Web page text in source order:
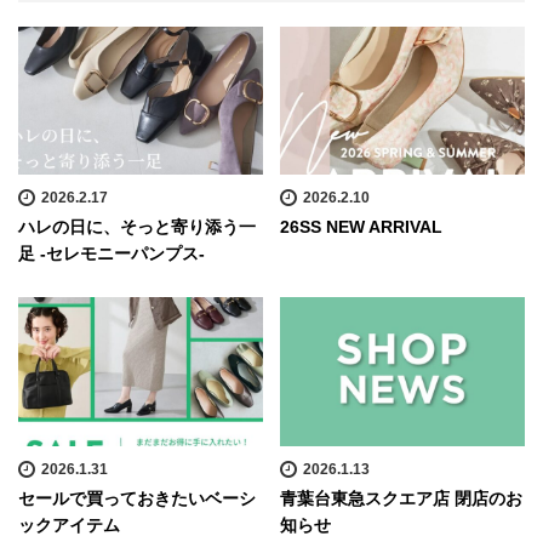
2026.2.17
ハレの日に、そっと寄り添う一
足 -セレモニーパンプス-
2026.2.10
26SS NEW ARRIVAL
2026.1.31
セールで買っておきたいベーシ
ックアイテム
2026.1.13
青葉台東急スクエア店 閉店のお
知らせ